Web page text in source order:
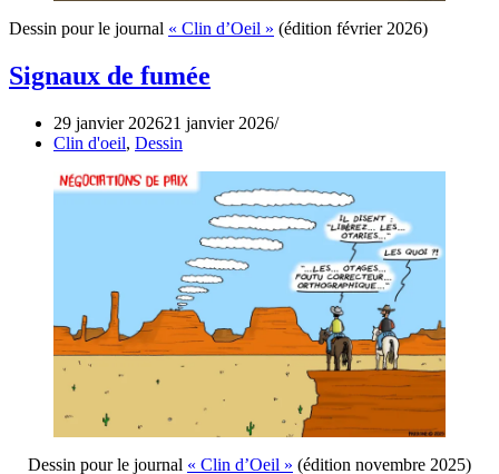
Dessin pour le journal « Clin d’Oeil » (édition février 2026)
Signaux de fumée
29 janvier 202621 janvier 2026
Clin d'oeil, Dessin
Dessin pour le journal « Clin d’Oeil » (édition novembre 2025)